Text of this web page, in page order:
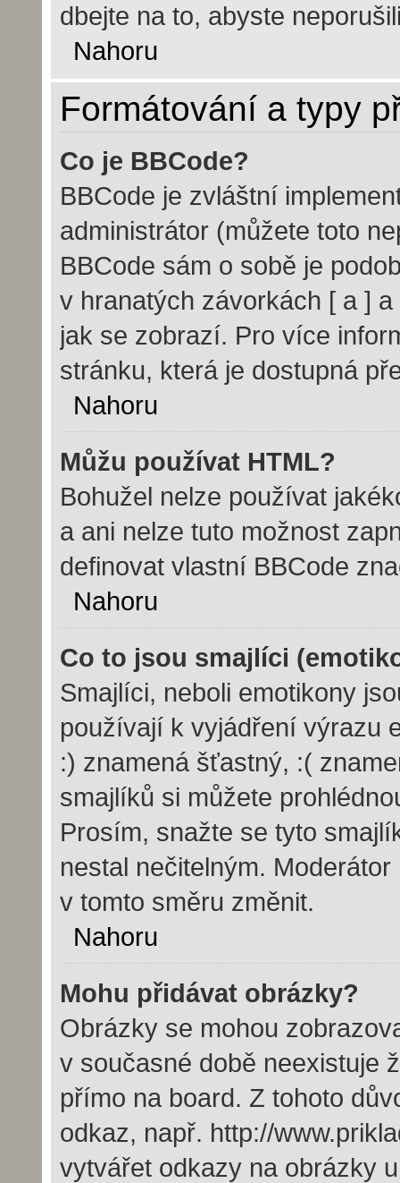
dbejte na to, abyste
Nahoru
Formátování a typy
Co je BBCode?
BBCode je zvláštní
administrátor (můžete toto
BBCode sám o sobě je
v hranatých závorkách [ a ]
jak se zobrazí. Pro více
stránku, která je dostupná
Nahoru
Můžu používat HTML?
Bohužel nelze používat
a ani nelze tuto možnost
definovat vlastní BBCode
Nahoru
Co to jsou smajlíci
Smajlíci, neboli emotikony
používají k vyjádření výrazu
:) znamená šťastný, :(
smajlíků si můžete
Prosím, snažte se tyto
nestal nečitelným.
v tomto směru změnit.
Nahoru
Mohu přidávat obrázky?
Obrázky se mohou
v současné době neexistuje
přímo na board. Z tohoto
odkaz, např. http://
vytvářet odkazy na obrázky